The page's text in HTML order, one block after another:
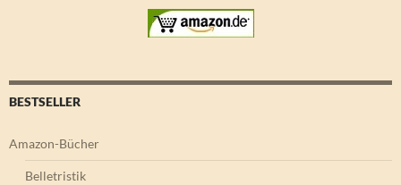
BESTSELLER
Amazon-Bücher
Belletristik